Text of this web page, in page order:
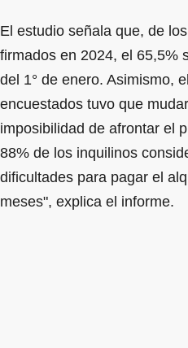
El estudio señala que, de
firmados en 2024, el 65,5%
del 1° de enero. Asimismo,
encuestados tuvo que
imposibilidad de afrontar el
88% de los inquilinos
dificultades para pagar el
meses", explica el informe.